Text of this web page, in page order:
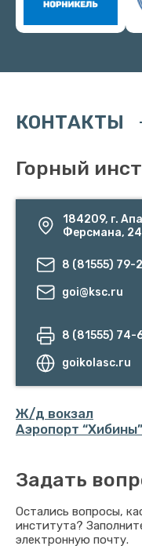
КОНТАКТЫ
Горный
184209, г.
Ферсмана, 24
8 (81555) 79-
goi@ksc.ru
8 (81555) 74-
goikolasc.ru
Ж/д вокзал
Аэропорт “Хибины”
Задать
Остались вопросы,
института?
электронную почту.